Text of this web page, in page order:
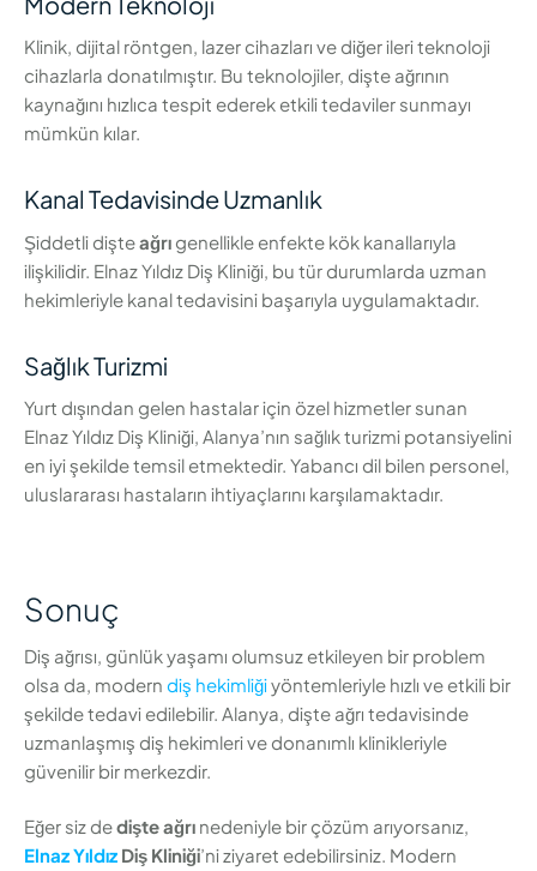
Klinik, dijital röntgen, lazer cihazları ve diğer ileri teknoloji
cihazlarla donatılmıştır. Bu teknolojiler, dişte ağrının
kaynağını hızlıca tespit ederek etkili tedaviler sunmayı
mümkün kılar.
Kanal Tedavisinde Uzmanlık
Şiddetli dişteağrı genellikle enfekte kök kanallarıyla
ilişkilidir. Elnaz Yıldız Diş Kliniği, bu tür durumlarda uzman
hekimleriyle kanal tedavisini başarıyla uygulamaktadır.
Sağlık Turizmi
Yurt dışından gelen hastalar için özel hizmetler sunan
Elnaz Yıldız Diş Kliniği, Alanya’nın sağlık turizmi potansiyelini
en iyi şekilde temsil etmektedir. Yabancı dil bilen personel,
uluslararası hastaların ihtiyaçlarını karşılamaktadır.
Sonuç
Diş ağrısı, günlük yaşamı olumsuz etkileyen bir problem
olsa da, modern diş hekimliğiyöntemleriyle hızlı ve etkili bir
şekilde tedavi edilebilir. Alanya, dişte ağrı tedavisinde
uzmanlaşmış diş hekimleri ve donanımlı klinikleriyle
güvenilir bir merkezdir.
Eğer siz dedişte ağrı nedeniyle bir çözüm arıyorsanız,
Elnaz Yıldız Diş Kliniği’ni ziyaret edebilirsiniz. Modern